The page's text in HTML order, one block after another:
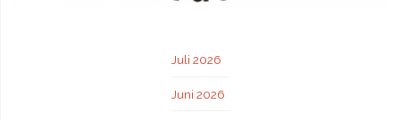
Juli 2026
Juni 2026